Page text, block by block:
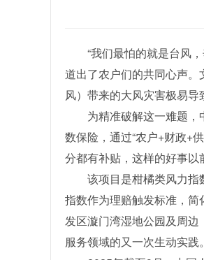
“我们最怕的就是台风
道出了农户们的共同心声
风）带来的大风灾害极易导
为精准破解这一难题
数保险，通过“农户+财政+
分都有补贴，这样的好事以
该项目是柑橘类风力指
指数作为理赔触发标准，
发区漩门湾湿地公园及周边
服务领域的又一次生动实践。